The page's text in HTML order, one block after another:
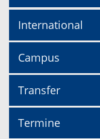
International
Campus
Transfer
Termine